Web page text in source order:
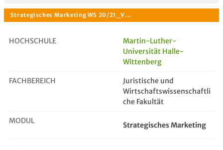
HOCHSCHULE
Martin-Luther-
Universität Halle-
Wittenberg
FACHBEREICH
Juristische und
Wirtschaftswissenschaftli
che Fakultät
MODUL Strategisches Marketing